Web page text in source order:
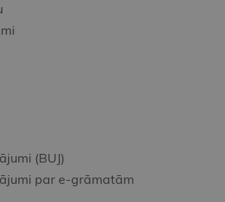
(BUJ)
par e-grāmatām